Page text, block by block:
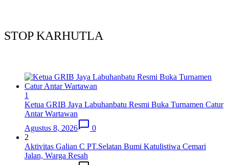
STOP KARHUTLA
1
Ketua GRIB Jaya Labuhanbatu Resmi Buka Turnamen Catur
Antar Wartawan
Agustus 8, 2026
0
2
Aktivitas Galian C PT.Selatan Bumi Katulistiwa Cemari
Jalan, Warga Resah